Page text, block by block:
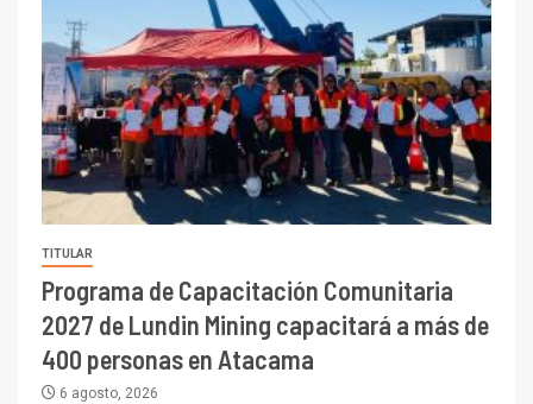
TITULAR
Programa de Capacitación Comunitaria
2027 de Lundin Mining capacitará a más de
400 personas en Atacama
6 agosto, 2026